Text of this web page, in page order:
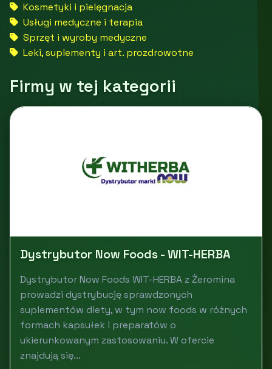
Kosmetyki i pielęgnacja
Usługi medyczne i terapia
Sprzęt i wyroby medyczne
Leki, suplementy i art. prozdrowotne
Firmy w tej kategorii
Dystrybutor Now Foods - WIT-HERBA
Dystrybutor Now Foods WIT-HERBA z Żeromina
prowadzi dystrybucję sprawdzonych
suplementów diety, w tym now foods w różnych
formach kapsułek i preparatów o
ukierunkowanym zastosowaniu. W ofercie
znajdują się...